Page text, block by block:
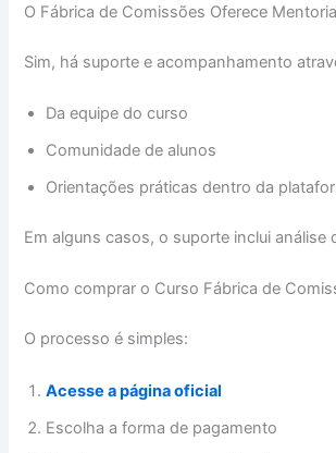
O Fábrica de Comissões Oferece
Sim, há suporte e acompanhamento
Da equipe do curso
Comunidade de alunos
Orientações práticas dentro da
Em alguns casos, o suporte inclui análise
Como comprar o Curso Fábrica de
O processo é simples:
Acesse a página oficial
Escolha a forma de pagamento